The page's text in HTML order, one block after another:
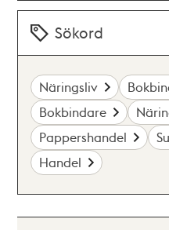
Sökord
Näringsliv
Bokbindare
Pappershandel
Handel